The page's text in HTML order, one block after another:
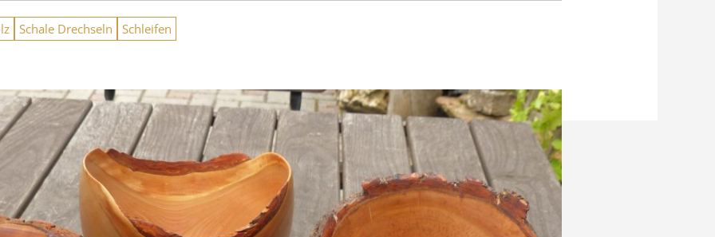
Schale Drechseln Schleifen